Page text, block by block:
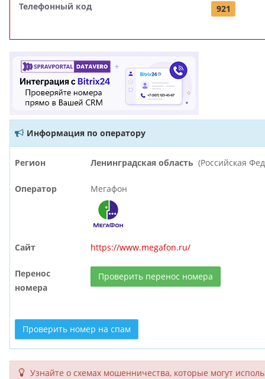
Телефонный код 921
Информация по оператору
Регион Ленинградская область (Российская
Оператор Мегафон
Сайт https://www.megafon.ru/
Перенос
номера
Проверить перенос номера
Проверить номер на спам
Узнайте о схемах мошенни­чества, кото­рые могут